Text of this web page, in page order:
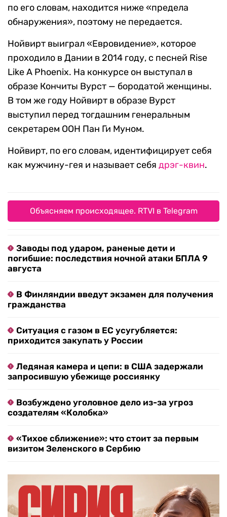
по его словам, находится ниже «предела
обнаружения», поэтому не передается.
Нойвирт выиграл «Евровидение», которое
проходило в Дании в 2014 году, с песней Rise
Like A Phoenix. На конкурсе он выступал в
образе Кончиты Вурст — бородатой женщины.
В том же году Нойвирт в образе Вурст
выступил перед тогдашним генеральным
секретарем ООН Пан Ги Муном.
Нойвирт, по его словам, идентифицирует себя
как мужчину-гея и называет себя дрэг-квин.
Объясняем происходящее. RTVI в Telegram
Заводы под ударом, раненые дети и
погибшие: последствия ночной атаки БПЛА 9
августа
В Финляндии введут экзамен для получения
гражданства
Ситуация с газом в ЕС усугубляется:
приходится закупать у России
Ледяная камера и цепи: в США задержали
запросившую убежище россиянку
Возбуждено уголовное дело из-за угроз
создателям «Колобка»
«Тихое сближение»: что стоит за первым
визитом Зеленского в Сербию